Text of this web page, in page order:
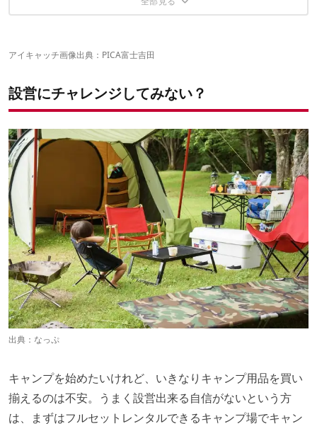
オートリゾート八雲（北海道）
よう！
キャンピングカーのレンタルも！
アイキャッチ画像出典： PICA富士吉田
設営にチャレンジしてみない？
出典： なっぷ
キャンプを始めたいけれど、いきなりキャンプ用品を買い
揃えるのは不安。うまく設営出来る自信がないという方
は、まずはフルセットレンタルできるキャンプ場でキャン